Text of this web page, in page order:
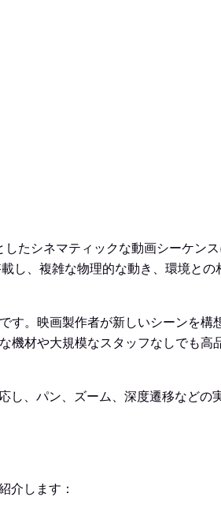
たシネマティックな動画シーケン
し、複雑な物理的な動き、環境との
。映画製作者が新しいシーンを構
機材や大規模なスタッフなしでも高
し、パン、ズーム、深度遷移などの
介します：